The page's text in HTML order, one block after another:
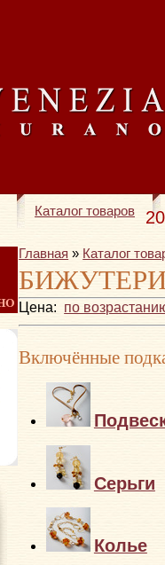
Каталог товаров
Главная » Каталог
Цена: по
Включённые
Серьги
Колье